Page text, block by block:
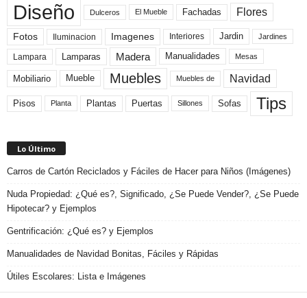
Diseño Dulceros El Mueble Fachadas Flores
Fotos Iluminacion Imagenes Interiores Jardin Jardines
Lampara Lamparas Madera Manualidades Mesas
Mobiliario Mueble Muebles Muebles de Navidad
Pisos Planta Plantas Puertas Sillones Sofas Tips
Lo Último
Carros de Cartón Reciclados y Fáciles de Hacer para Niños (Imágenes)
Nuda Propiedad: ¿Qué es?, Significado, ¿Se Puede Vender?, ¿Se Puede
Hipotecar? y Ejemplos
Gentrificación: ¿Qué es? y Ejemplos
Manualidades de Navidad Bonitas, Fáciles y Rápidas
Útiles Escolares: Lista e Imágenes